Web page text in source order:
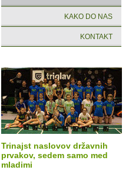
KAKO DO NAS
KONTAKT
Trinajst naslovov državnih
prvakov, sedem samo med
mladimi